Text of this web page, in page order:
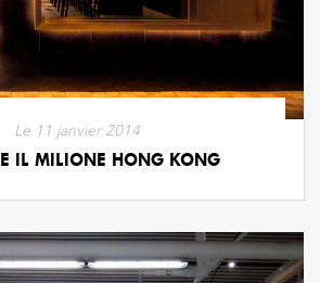
IL MILIONE HONG KONG
Le 11 janvier 2014